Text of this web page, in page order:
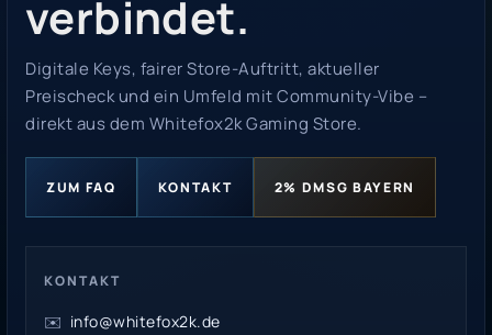
verbindet.
Digitale Keys, fairer Store-Auftritt, aktueller
Preischeck und ein Umfeld mit Community-Vibe –
direkt aus dem Whitefox2k Gaming Store.
ZUM FAQ KONTAKT 2% DMSG BAYERN
KONTAKT
✉️ info@whitefox2k.de